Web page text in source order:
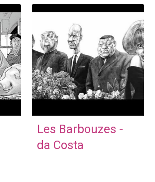
Les Barbouzes -
da Costa